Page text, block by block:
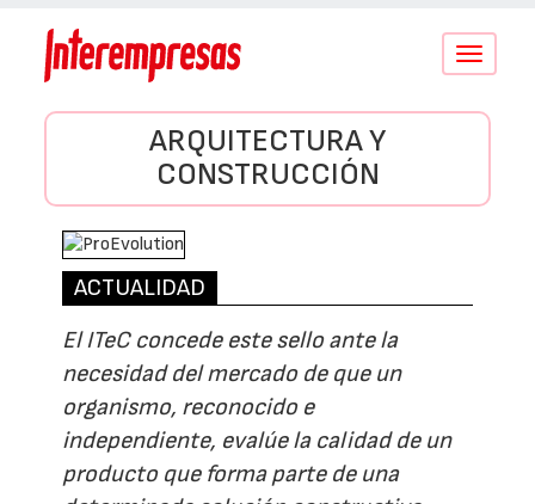
Conmutar
ARQUITECTURA Y
CONSTRUCCIÓN
ACTUALIDAD
El ITeC concede este sello ante la
necesidad del mercado de que un
organismo, reconocido e
independiente, evalúe la calidad de un
producto que forma parte de una